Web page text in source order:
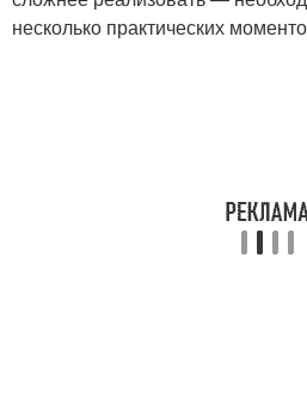
несколько практических